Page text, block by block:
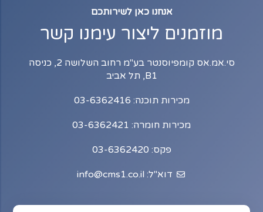
אנחנו כאן לשירותכם
מוזמנים ליצור עימנו קשר
סי.אמ.אס קומפיוסנטר בע"מ רחוב השלושה 2, כניסה
B1, תל אביב
מכירות תוכנה: 03-6362416
מכירות חומרה: 03-6362421
פקס: 03-6362420
דוא"ל: info@cms1.co.il